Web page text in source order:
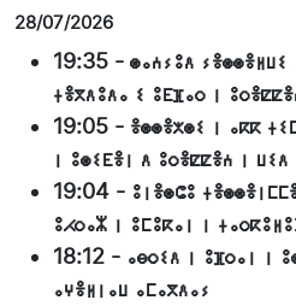
28/07/2026
19:35 - ⵙⴰⵄⵢⵓⴷ ⵢⴻⵙⵙⴻⵍⵡⵉ
ⵜⴻⴳⴷⵓⴷⴰ ⵉ ⵓⴹⴼⴰⵔ ⵏ
19:05 - ⴻⵙⵙⴻⵅⵙⵉ ⵏ ⴰⴽⴽ
ⵏ ⵓⵙⵉⴹⴻⵏ ⴷ ⵓⵔⴻⵇⵇⴻⵄ ⵏ ⵡⵉⴷ
19:04 - ⵓⵏⴻⵙⵛⵓ
ⵓⵃⵔⴰⵣ ⵏ ⵓⵎⵓⴽⴰⵏ ⵏ
18:12 - ⴰⴱⵔⵉⴷ ⵏ ⵓⴼⵔⴰⵏ ⵏ
ⴰⵖⴻⵍⵏⴰⵡ ⴰⵎⴰⴳⴷⴰⵢ